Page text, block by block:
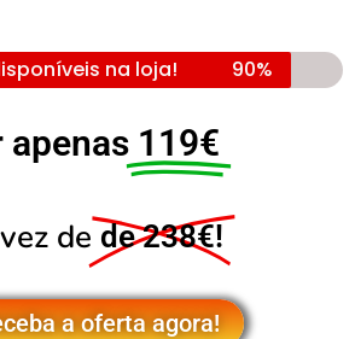
na loja! 90%
apenas 119€
de de 238€!
a oferta agora!